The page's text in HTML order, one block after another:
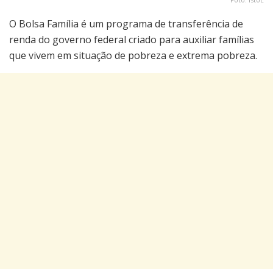
O Bolsa Família é um programa de transferência de
renda do governo federal criado para auxiliar famílias
que vivem em situação de pobreza e extrema pobreza.